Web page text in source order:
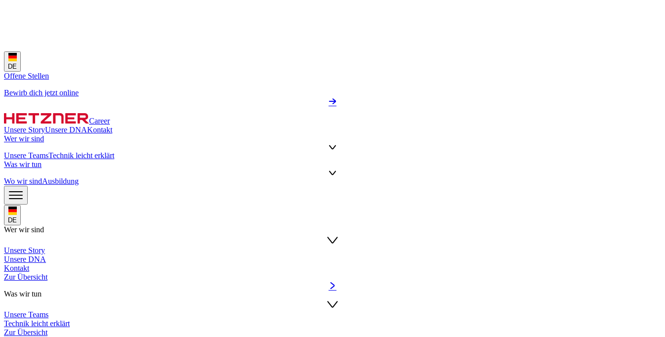
DE
Offene Stellen
Bewirb dich jetzt online
Career
Unsere StoryUnsere DNAKontakt
Wer wir sind
Unsere TeamsTechnik leicht erklärt
Was wir tun
Wo wir sindAusbildung
DE
Wer wir sind
Unsere Story
Unsere DNA
Kontakt
Zur Übersicht
Was wir tun
Unsere Teams
Technik leicht erklärt
Zur Übersicht